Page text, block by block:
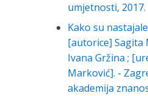
umjetnosti, 2017.
Kako su
[autorice] Sagita
Ivana Gržina ;
Marković]. -
akademija